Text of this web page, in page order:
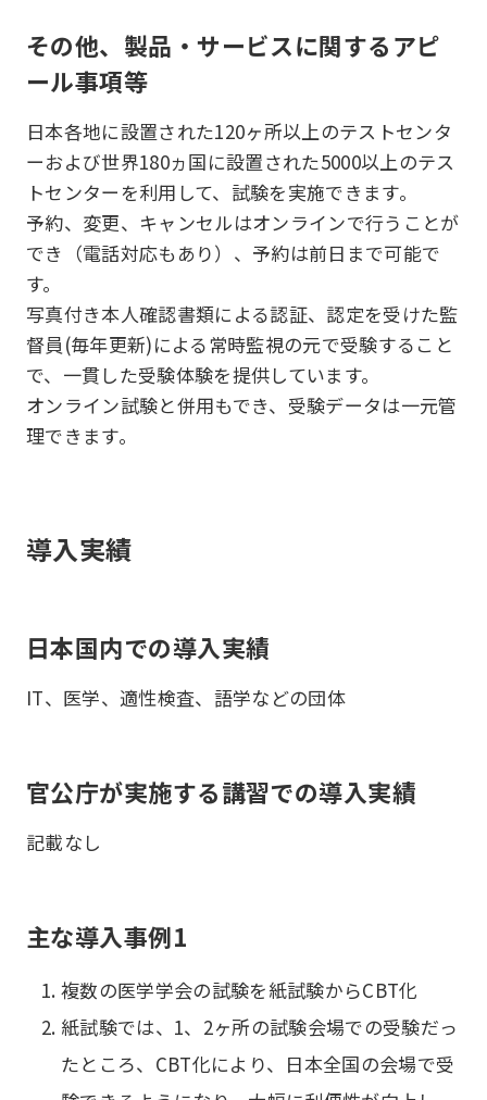
その他、製品・サービスに関するアピ
ール事項等
日本各地に設置された120ヶ所以上のテストセンタ
ーおよび世界180ヵ国に設置された5000以上のテス
トセンターを利用して、試験を実施できます。
予約、変更、キャンセルはオンラインで行うことが
でき（電話対応もあり）、予約は前日まで可能で
す。
写真付き本人確認書類による認証、認定を受けた監
督員(毎年更新)による常時監視の元で受験すること
で、一貫した受験体験を提供しています。
オンライン試験と併用もでき、受験データは一元管
理できます。
導入実績
日本国内での導入実績
IT、医学、適性検査、語学などの団体
官公庁が実施する講習での導入実績
記載なし
主な導入事例1
複数の医学学会の試験を紙試験からCBT化
紙試験では、1、2ヶ所の試験会場での受験だっ
たところ、CBT化により、日本全国の会場で受